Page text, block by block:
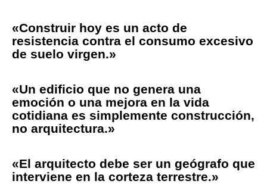
«Construir hoy es un acto de
resistencia contra el consumo excesivo
de suelo virgen.»
«Un edificio que no genera una
emoción o una mejora en la vida
cotidiana es simplemente construcción,
no arquitectura.»
«El arquitecto debe ser un geógrafo que
interviene en la corteza terrestre.»